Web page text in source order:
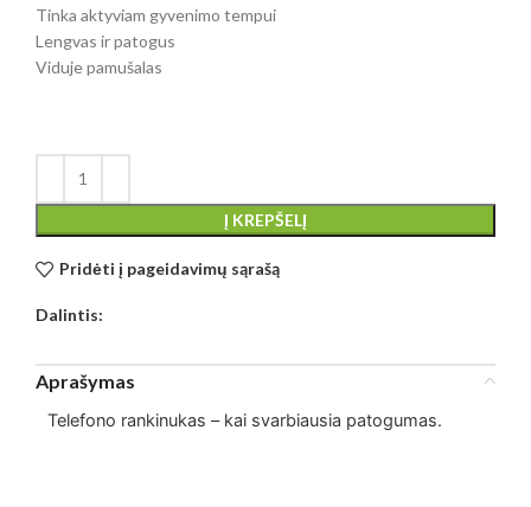
Tinka aktyviam gyvenimo tempui
Lengvas ir patogus
Viduje pamušalas
Į KREPŠELĮ
Pridėti į pageidavimų sąrašą
Dalintis:
Aprašymas
Telefono rankinukas – kai svarbiausia patogumas.